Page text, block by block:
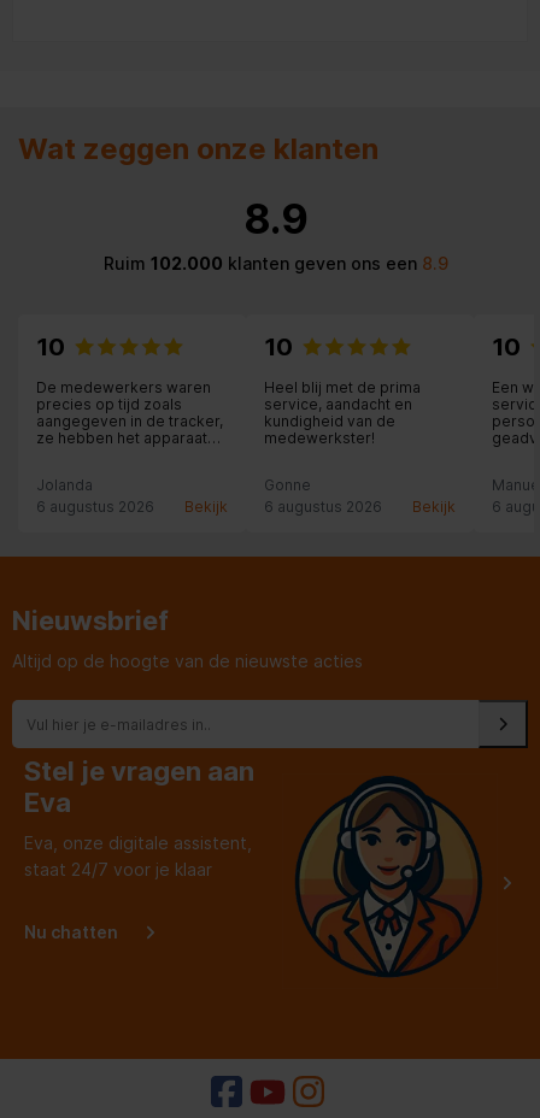
Wat zeggen onze klanten
8.9
Ruim 102.000 klanten geven ons een8.9
10
De medewerkers waren
precies op tijd zoals
aangegeven in de tracker,
ze hebben het apparaat
meegeholpen met
overladen en de oude
Jolanda
6 augustus 2026
Bekijk
10
Heel blij met de prima
service, aandacht en
kundigheid van de
medewerkster!
Gonne
6 augustus 2026
Bekijk
10
Een
6
Nieuwsbrief
Altijd op de hoogte van de nieuwste acties
Stel je vragen aan
Eva
Eva, onze digitale assistent,
staat 24/7 voor je klaar
Nu chatten